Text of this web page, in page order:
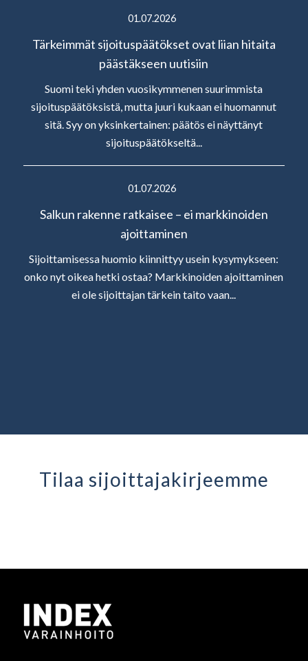
01.07.2026
Tärkeimmät sijoituspäätökset ovat liian hitaita
päästäkseen uutisiin
Suomi teki yhden vuosikymmenen suurimmista
sijoituspäätöksistä, mutta juuri kukaan ei huomannut
sitä. Syy on yksinkertainen: päätös ei näyttänyt
sijoituspäätökseltä...
01.07.2026
Salkun rakenne ratkaisee – ei markkinoiden
ajoittaminen
Sijoittamisessa huomio kiinnittyy usein kysymykseen:
onko nyt oikea hetki ostaa? Markkinoiden ajoittaminen
ei ole sijoittajan tärkein taito vaan...
Tilaa sijoittaja­kirjeemme